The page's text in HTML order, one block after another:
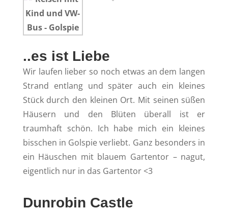
..es ist Liebe
Wir laufen lieber so noch etwas an dem langen
Strand entlang und später auch ein kleines
Stück durch den kleinen Ort. Mit seinen süßen
Häusern und den Blüten überall ist er
traumhaft schön. Ich habe mich ein kleines
bisschen in Golspie verliebt. Ganz besonders in
ein Häuschen mit blauem Gartentor – nagut,
eigentlich nur in das Gartentor <3
Dunrobin Castle